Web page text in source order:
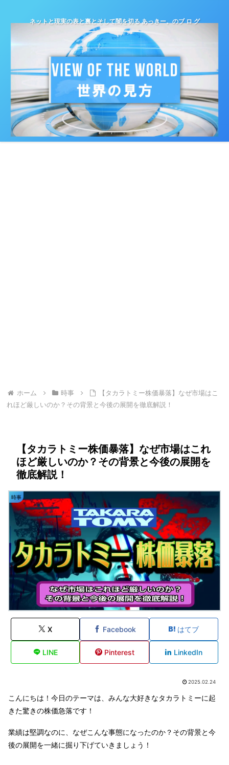
ネットと現実の表と裏とそして闇を切る あっきー。のブ ロ グ
ホーム 時事
【タカラトミー株価暴落】なぜ市場はこ
れほど厳しいのか？その背景と今後の展開を徹底解説！
【タカラトミー株価暴落】なぜ市場はこれ
ほど厳しいのか？その背景と今後の展開を
徹底解説！
時事
X Facebook はてブ
LINE Pinterest LinkedIn
2025.02.24
こんにちは！今日のテーマは、みんな大好きなタカラトミーに起
きた驚きの株価急落です！
業績は堅調なのに、なぜこんな事態になったのか？その背景と今
後の展開を一緒に掘り下げていきましょう！